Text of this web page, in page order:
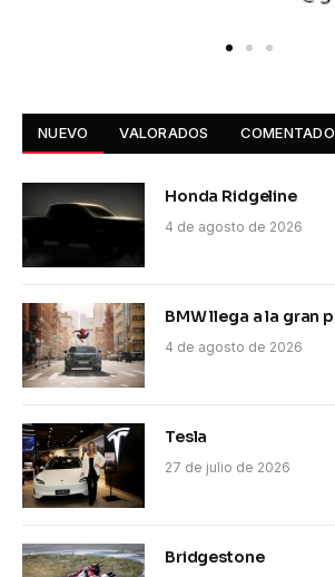
NUEVO VALORADOS
Honda Ridgeline
4 de agosto de 2026
BMW llega a la gran
4 de agosto de 2026
Tesla
27 de julio de 2026
Bridgestone